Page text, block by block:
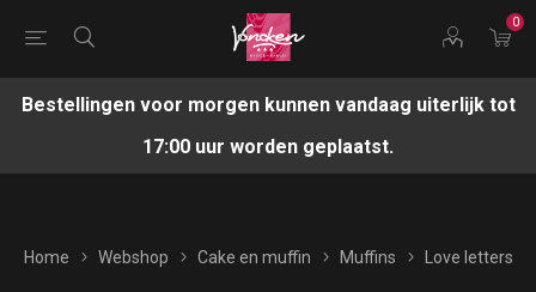
0
Bestellingen voor morgen kunnen vandaag uiterlijk tot
17:00 uur worden geplaatst.
Home Webshop Cake en muffin Muffins Love letters